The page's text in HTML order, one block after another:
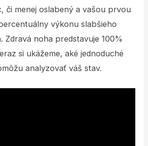
či menej oslabený a vašou prvou
výkonu slabšieho
Zdravá noha predstavuje 100%
si ukážeme, aké jednoduché
analyzovať váš stav.